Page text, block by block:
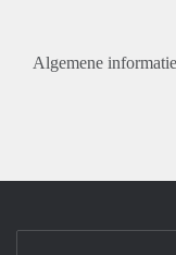
Algemene